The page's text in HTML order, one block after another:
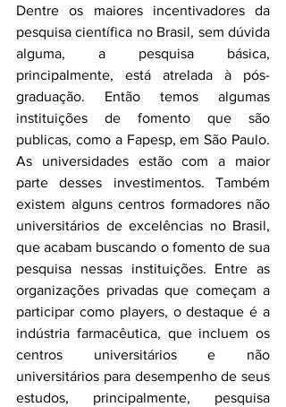
Dentre os maiores incentivadores da
pesquisa científica no Brasil, sem dúvida
alguma, a pesquisa básica,
principalmente, está atrelada à pós-
graduação. Então temos algumas
instituições de fomento que são
publicas, como a Fapesp, em São Paulo.
As universidades estão com a maior
parte desses investimentos. Também
existem alguns centros formadores não
universitários de excelências no Brasil,
que acabam buscando o fomento de sua
pesquisa nessas instituições. Entre as
organizações privadas que começam a
participar como players, o destaque é a
indústria farmacêutica, que incluem os
centros universitários e não
universitários para desempenho de seus
estudos, principalmente, pesquisa